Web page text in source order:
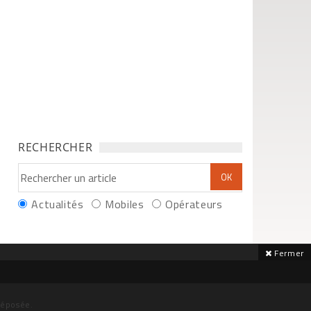
RECHERCHER
Actualités Mobiles Opérateurs
Fermer